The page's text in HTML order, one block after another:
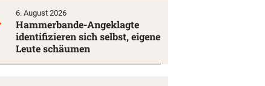
6. August 2026
Hammerbande-Angeklagte
identifizieren sich selbst, eigene
Leute schäumen